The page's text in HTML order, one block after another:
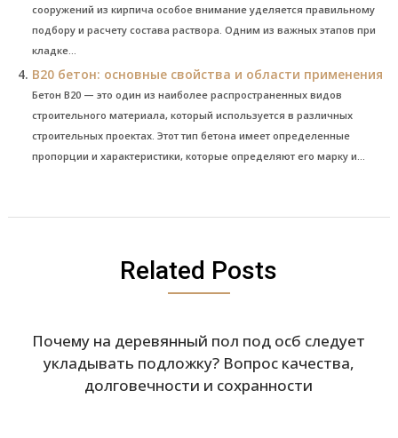
сооружений из кирпича особое внимание уделяется правильному
подбору и расчету состава раствора. Одним из важных этапов при
кладке...
В20 бетон: основные свойства и области применения
Бетон В20 — это один из наиболее распространенных видов
строительного материала, который используется в различных
строительных проектах. Этот тип бетона имеет определенные
пропорции и характеристики, которые определяют его марку и...
Related Posts
Почему на деревянный пол под осб следует
укладывать подложку? Вопрос качества,
долговечности и сохранности